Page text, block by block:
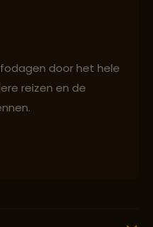
door het hele
reizen en de